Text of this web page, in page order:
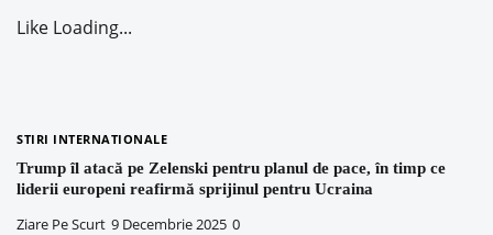
Like Loading...
STIRI INTERNATIONALE
Trump îl atacă pe Zelenski pentru planul de pace, în timp ce
liderii europeni reafirmă sprijinul pentru Ucraina
Ziare Pe Scurt 9 Decembrie 2025 0